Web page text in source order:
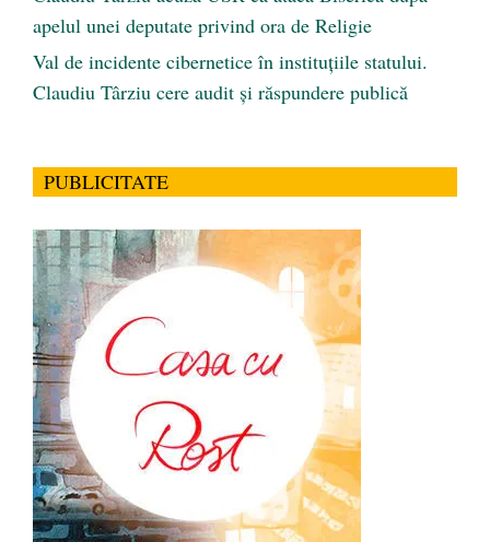
apelul unei deputate privind ora de Religie
Val de incidente cibernetice în instituțiile statului.
Claudiu Târziu cere audit și răspundere publică
PUBLICITATE